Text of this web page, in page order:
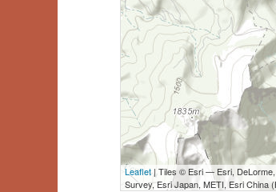
Leaflet| Tiles © Esri — Esri, DeLorme,
Survey, Esri Japan, METI, Esri China